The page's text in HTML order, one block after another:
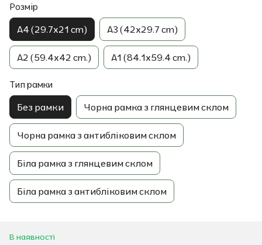
Розмір
A4 (29.7x21 cm) A3 (42x29.7 cm)
A2 (59.4x42 cm.) A1 (84.1x59.4 cm.)
Тип рамки
Без рамки Чорна рамка з глянцевим склом
Чорна рамка з антибліковим склом
Біла рамка з глянцевим склом
Біла рамка з антибліковим склом
В наявності